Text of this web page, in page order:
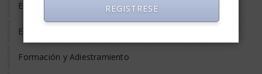
Evaluación del Desempeño
Eventos y Conferencias de Empleo y RRHH
Formación y Adiestramiento
REGISTRESE